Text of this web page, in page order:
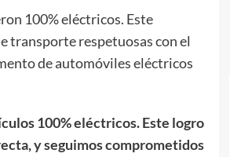
100% eléctricos. Este
transporte respetuosas con el
de automóviles eléctricos
100% eléctricos. Este logro
y seguimos comprometidos